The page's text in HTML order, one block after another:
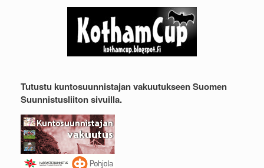
Tutustu kuntosuunnistajan vakuutukseen Suomen
Suunnistusliiton sivuilla.